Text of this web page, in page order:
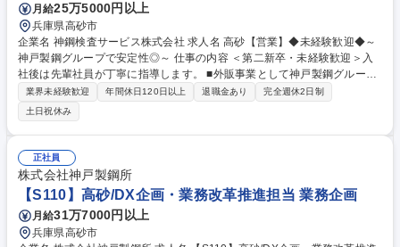
月給25万5000円以上
兵庫県高砂市
企業名 神鋼検査サービス株式会社 求人名 高砂【営業】◆未経験歓迎◆～
神戸製鋼グループで安定性◎～ 仕事の内容 ＜第二新卒・未経験歓迎＞入
社後は先輩社員が丁寧に指導します。 ■外販事業として神戸製鋼グループ
外の顧客に対しサービスを提供することをメインに新規・既存に対してル
ート営業をしていただきます。 【具体的には】 ■新規：ルート＝4：6 ⇒
新規開拓においては裁量権を持って業務に取り組めます。新規開拓の手法
は自由ですが、現在は紹介とTELアポがメインとなっております。 ■出張
頻度：月0～5回程度（エリア：日本全国＋たまに海外有り） 業務内容の
変更の範囲：当社業務全般 募集職種 高砂【営業】◆未経験歓迎◆～神戸
製鋼グループで安定性◎～
業界未経験歓迎 年間休日120日以上 退職金あり
完全週休2日制
土日祝休み
正社員
株式会社神戸製鋼所
【S110】高砂/DX企画・業務改革推進担当 業務企画
月給31万7000円以上
兵庫県高砂市